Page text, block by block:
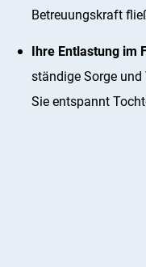
Betreuungskraft
Ihre Entlastung im
ständige Sorge
Sie entspannt